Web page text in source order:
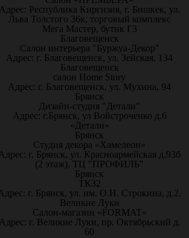
Республика Киргизия, г. Бишкек, ул.
Льва Толстого 36к, торговый комплекс
Мега Мастер, бутик Г3
Благовещенск
Салон интерьера "Буржуа-Декор"
Адрес: г. Благовещенск, ул. Зейская, 134
Благовещенск
салон Home Story
Адрес: г. Благовещенск, ул. Мухина, 94
Брянск
Дизайн-студия "Детали"
Адрес: г.Брянск, ул Войстроченко д.6
«Детали»
Брянск
Студия декора «Хамелеон»
г. Брянск, ул. Красноармейская д.93б
(2 этаж), ТЦ "ПРОФИЛЬ"
Брянск
ТК32
г. Брянск, ул. им. О.Н. Строкина, д.2.
Великие Луки
Салон-магазин «FORMAT»
г. Великие Луки, пр. Октябрьский д.
60